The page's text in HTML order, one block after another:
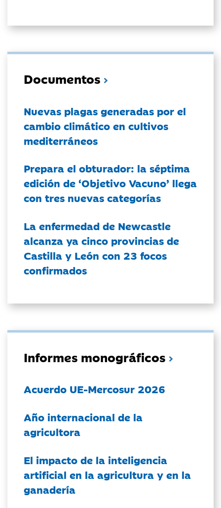
Documentos
Nuevas plagas generadas por el
cambio climático en cultivos
mediterráneos
Prepara el obturador: la séptima
edición de ‘Objetivo Vacuno’ llega
con tres nuevas categorías
La enfermedad de Newcastle
alcanza ya cinco provincias de
Castilla y León con 23 focos
confirmados
Informes monográficos
Acuerdo UE-Mercosur 2026
Año internacional de la
agricultora
El impacto de la inteligencia
artificial en la agricultura y en la
ganadería